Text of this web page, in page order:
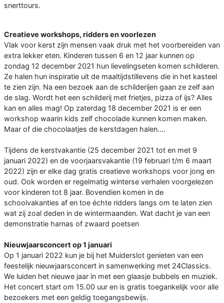
snerttours.
Creatieve workshops, ridders en voorlezen
Vlak voor kerst zijn mensen vaak druk met het voorbereiden van
extra lekker eten. Kinderen tussen 6 en 12 jaar kunnen op
zondag 12 december 2021 hun lievelingseten komen schilderen.
Ze halen hun inspiratie uit de maaltijdstillevens die in het kasteel
te zien zijn. Na een bezoek aan de schilderijen gaan ze zelf aan
de slag. Wordt het een schilderij met frietjes, pizza of ijs? Alles
kan en alles mag! Op zaterdag 18 december 2021 is er een
workshop waarin kids zelf chocolade kunnen komen maken.
Maar of die chocolaatjes de kerstdagen halen....
Tijdens de kerstvakantie (25 december 2021 tot en met 9
januari 2022) en de voorjaarsvakantie (19 februari t/m 6 maart
2022) zijn er elke dag gratis creatieve workshops voor jong en
oud. Ook worden er regelmatig winterse verhalen voorgelezen
voor kinderen tot 8 jaar. Bovendien komen in de
schoolvakanties af en toe échte ridders langs om te laten zien
wat zij zoal deden in de wintermaanden. Wat dacht je van een
demonstratie harnas of zwaard poetsen
Nieuwjaarsconcert op 1 januari
Op 1 januari 2022 kun je bij het Muiderslot genieten van een
feestelijk nieuwjaarsconcert in samenwerking met 24Classics.
We luiden het nieuwe jaar in met een glaasje bubbels en muziek.
Het concert start om 15.00 uur en is gratis toegankelijk voor alle
bezoekers met een geldig toegangsbewijs.